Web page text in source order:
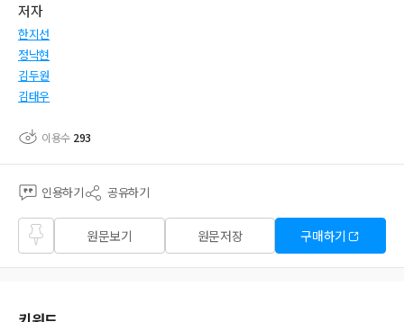
저자
한지선
정낙현
김두원
김태우
이용수 293
인용하기 공유하기
즐겨
찾기
원문보기 원문저장 구매하기